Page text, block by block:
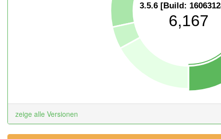
3.5.6 [Build:
6,167
zeige alle Versionen